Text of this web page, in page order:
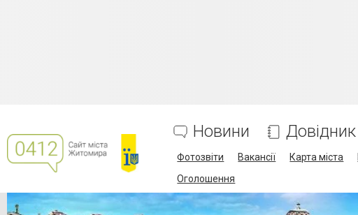
Новини Довідник
Фотозвіти Вакансії Карта міста
Оголошення